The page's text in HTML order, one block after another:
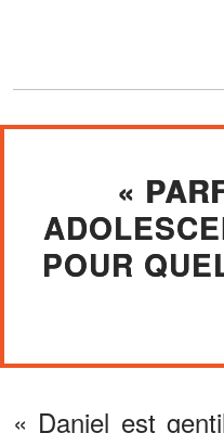
«
POUR
« Daniel est